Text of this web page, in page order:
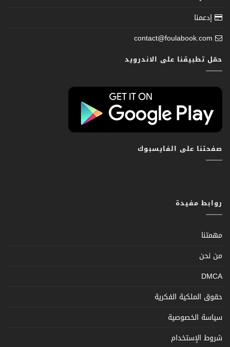
إدعمنا
contact@foulabook.com
حمّل تطبيقنا على الاندرويد
صفحتنا على الفايسبوك
روابط مفيدة
مهمتنا
من نحن
DMCA
حقوق الملكية الفكرية
سياسة الخصوصية
شروط الإستخدام